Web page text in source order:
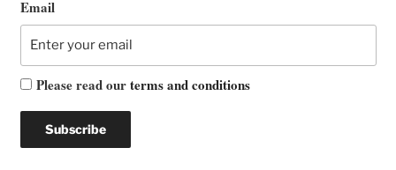
Email
Please read ourterms and conditions